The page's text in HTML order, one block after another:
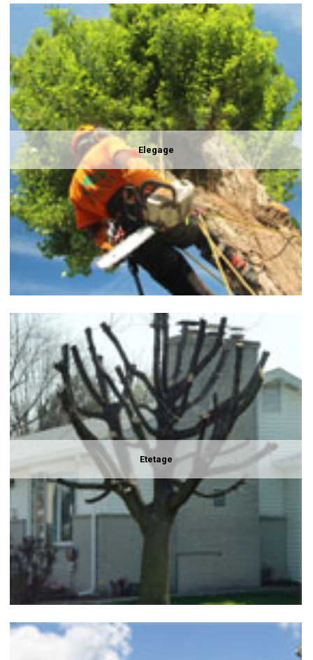
Elegage
Etetage